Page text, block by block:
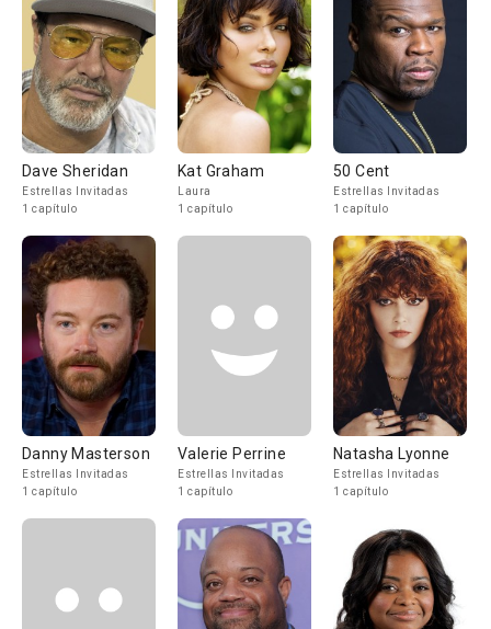
Dave Sheridan
Estrellas Invitadas
1 capítulo
Kat Graham
Laura
1 capítulo
50 Cent
Estrellas Invitadas
1 capítulo
Danny Masterson
Estrellas Invitadas
1 capítulo
Valerie Perrine
Estrellas Invitadas
1 capítulo
Natasha Lyonne
Estrellas Invitadas
1 capítulo